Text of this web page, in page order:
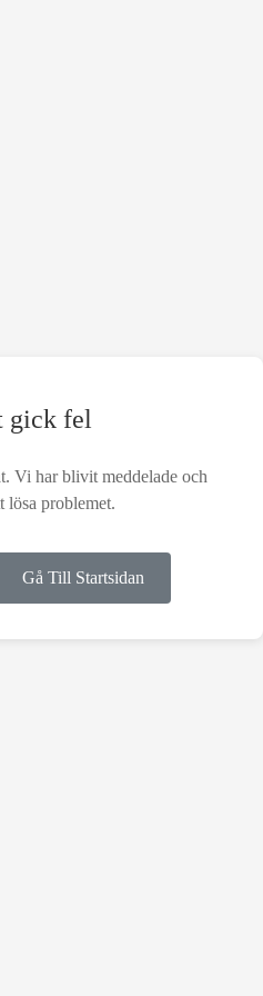
gick fel
Vi har blivit meddelade och
lösa problemet.
Gå Till Startsidan